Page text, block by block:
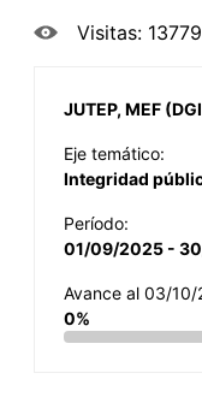
Visitas: 13779
JUTEP, MEF
Eje temático:
Integridad
Período:
01/09/2025 -
Avance al 03/10/
0%